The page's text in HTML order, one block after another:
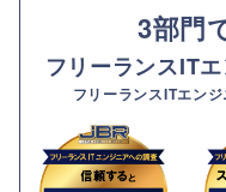
3部門
フリーランスIT
フリーランスITエン